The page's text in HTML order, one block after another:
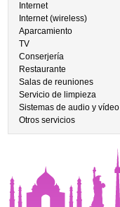
Internet
Internet (wireless)
Aparcamiento
TV
Conserjería
Restaurante
Salas de reuniones
Servicio de limpieza
Sistemas de audio y vídeo
Otros servicios